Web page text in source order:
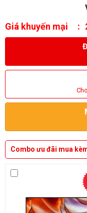
Giá khuyến mại
Combo ưu đãi mua